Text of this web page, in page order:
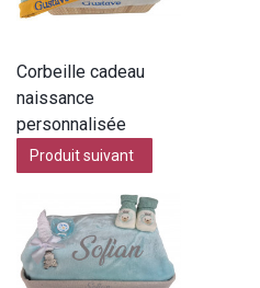
Corbeille cadeau
naissance
personnalisée
Produit suivant